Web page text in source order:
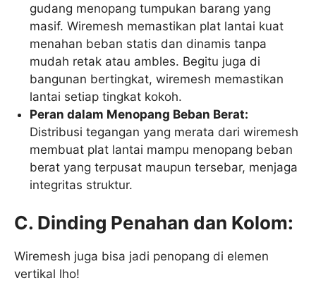
gudang menopang tumpukan barang yang
masif. Wiremesh memastikan plat lantai kuat
menahan beban statis dan dinamis tanpa
mudah retak atau ambles. Begitu juga di
bangunan bertingkat, wiremesh memastikan
lantai setiap tingkat kokoh.
Peran dalam Menopang Beban Berat:
Distribusi tegangan yang merata dari wiremesh
membuat plat lantai mampu menopang beban
berat yang terpusat maupun tersebar, menjaga
integritas struktur.
C. Dinding Penahan dan Kolom:
Wiremesh juga bisa jadi penopang di elemen
vertikal lho!